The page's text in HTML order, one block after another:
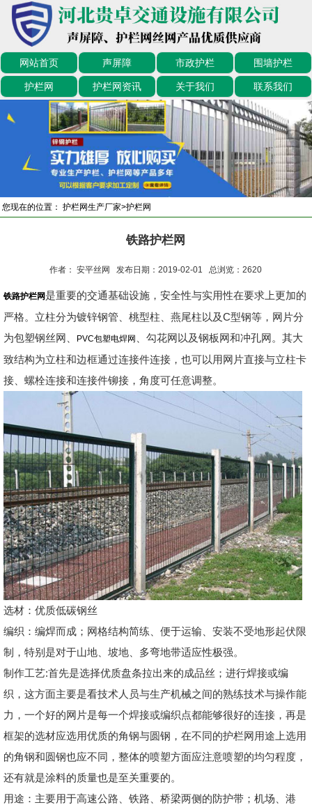
网站首页 声屏障 市政护栏 围墙护栏
护栏网 护栏网资讯 关于我们 联系我们
您现在的位置： 护栏网生产厂家>护栏网
铁路护栏网
作者： 安平丝网 发布日期：2019-02-01 总浏览：2620
铁路护栏网是重要的交通基础设施，安全性与实用性在要求上更加的
严格。立柱分为镀锌钢管、桃型柱、燕尾柱以及C型钢等，网片分
为包塑钢丝网、
PVC包塑电焊网
、勾花网以及钢板网和冲孔网。其大
致结构为立柱和边框通过连接件连接，也可以用网片直接与立柱卡
接、螺栓连接和连接件铆接，角度可任意调整。
选材：优质低碳钢丝
编织：编焊而成；网格结构简练、便于运输、安装不受地形起伏限
制，特别是对于山地、坡地、多弯地带适应性极强。
制作工艺:首先是选择优质盘条拉出来的成品丝；进行焊接或编
织，这方面主要是看技术人员与生产机械之间的熟练技术与操作能
力，一个好的网片是每一个焊接或编织点都能够很好的连接，再是
框架的选材应选用优质的角钢与圆钢，在不同的护栏网用途上选用
的角钢和圆钢也应不同，整体的喷塑方面应注意喷塑的均匀程度，
还有就是涂料的质量也是至关重要的。
用途：主要用于高速公路、铁路、桥梁两侧的防护带；机场、港